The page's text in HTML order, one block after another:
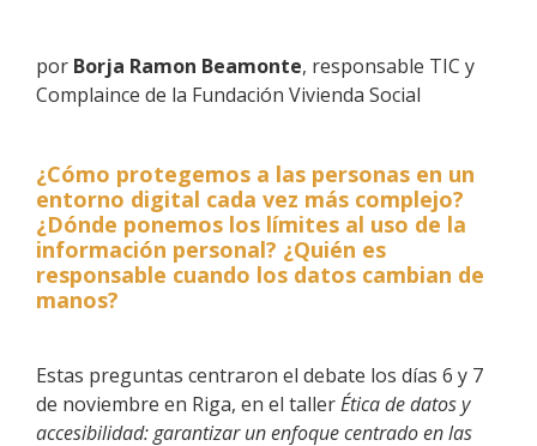
por Borja Ramon Beamonte, responsable TIC y
Complaince de la Fundación Vivienda Social
¿Cómo protegemos a las personas en un
entorno digital cada vez más complejo?
¿Dónde ponemos los límites al uso de la
información personal? ¿Quién es
responsable cuando los datos cambian de
manos?
Estas preguntas centraron el debate los días 6 y 7
de noviembre en Riga, en el tallerÉtica de datos y
accesibilidad: garantizar un enfoque centrado en las